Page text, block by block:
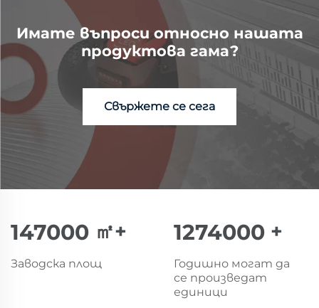
Имате въпроси относно нашата
продуктова гама?
Свържете се сега
150000 ㎡+
Заводска площ
1300000 +
Годишно могат да
се произведат
единици